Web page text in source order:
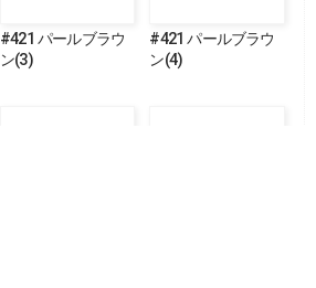
#421 パールブラウ
ン(3)
#421 パールブラウ
ン(4)